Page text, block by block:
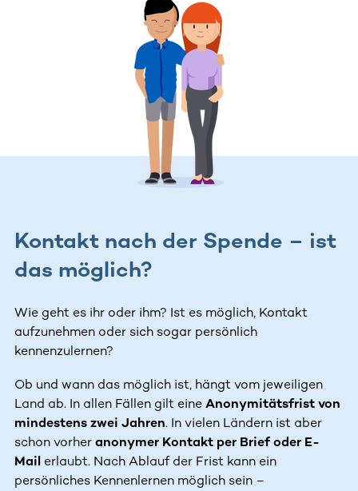
Kontakt nach der Spende – ist
das möglich?
Wie geht es ihr oder ihm? Ist es möglich, Kontakt
aufzunehmen oder sich sogar persönlich
kennenzulernen?
Ob und wann das möglich ist, hängt vom jeweiligen
Land ab. In allen Fällen gilt eine Anonymitätsfrist von
mindestens zwei Jahren. In vielen Ländern ist aber
schon vorher anonymer Kontakt per Brief oder E-
Mail erlaubt. Nach Ablauf der Frist kann ein
persönliches Kennenlernen möglich sein –